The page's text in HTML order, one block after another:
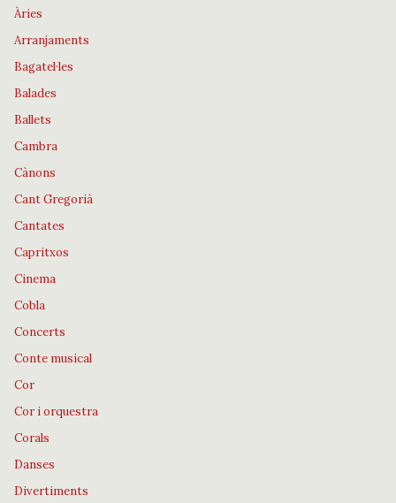
Àries
Arranjaments
Bagatel·les
Balades
Ballets
Cambra
Cànons
Cant Gregorià
Cantates
Capritxos
Cinema
Cobla
Concerts
Conte musical
Cor
Cor i orquestra
Corals
Danses
Divertiments